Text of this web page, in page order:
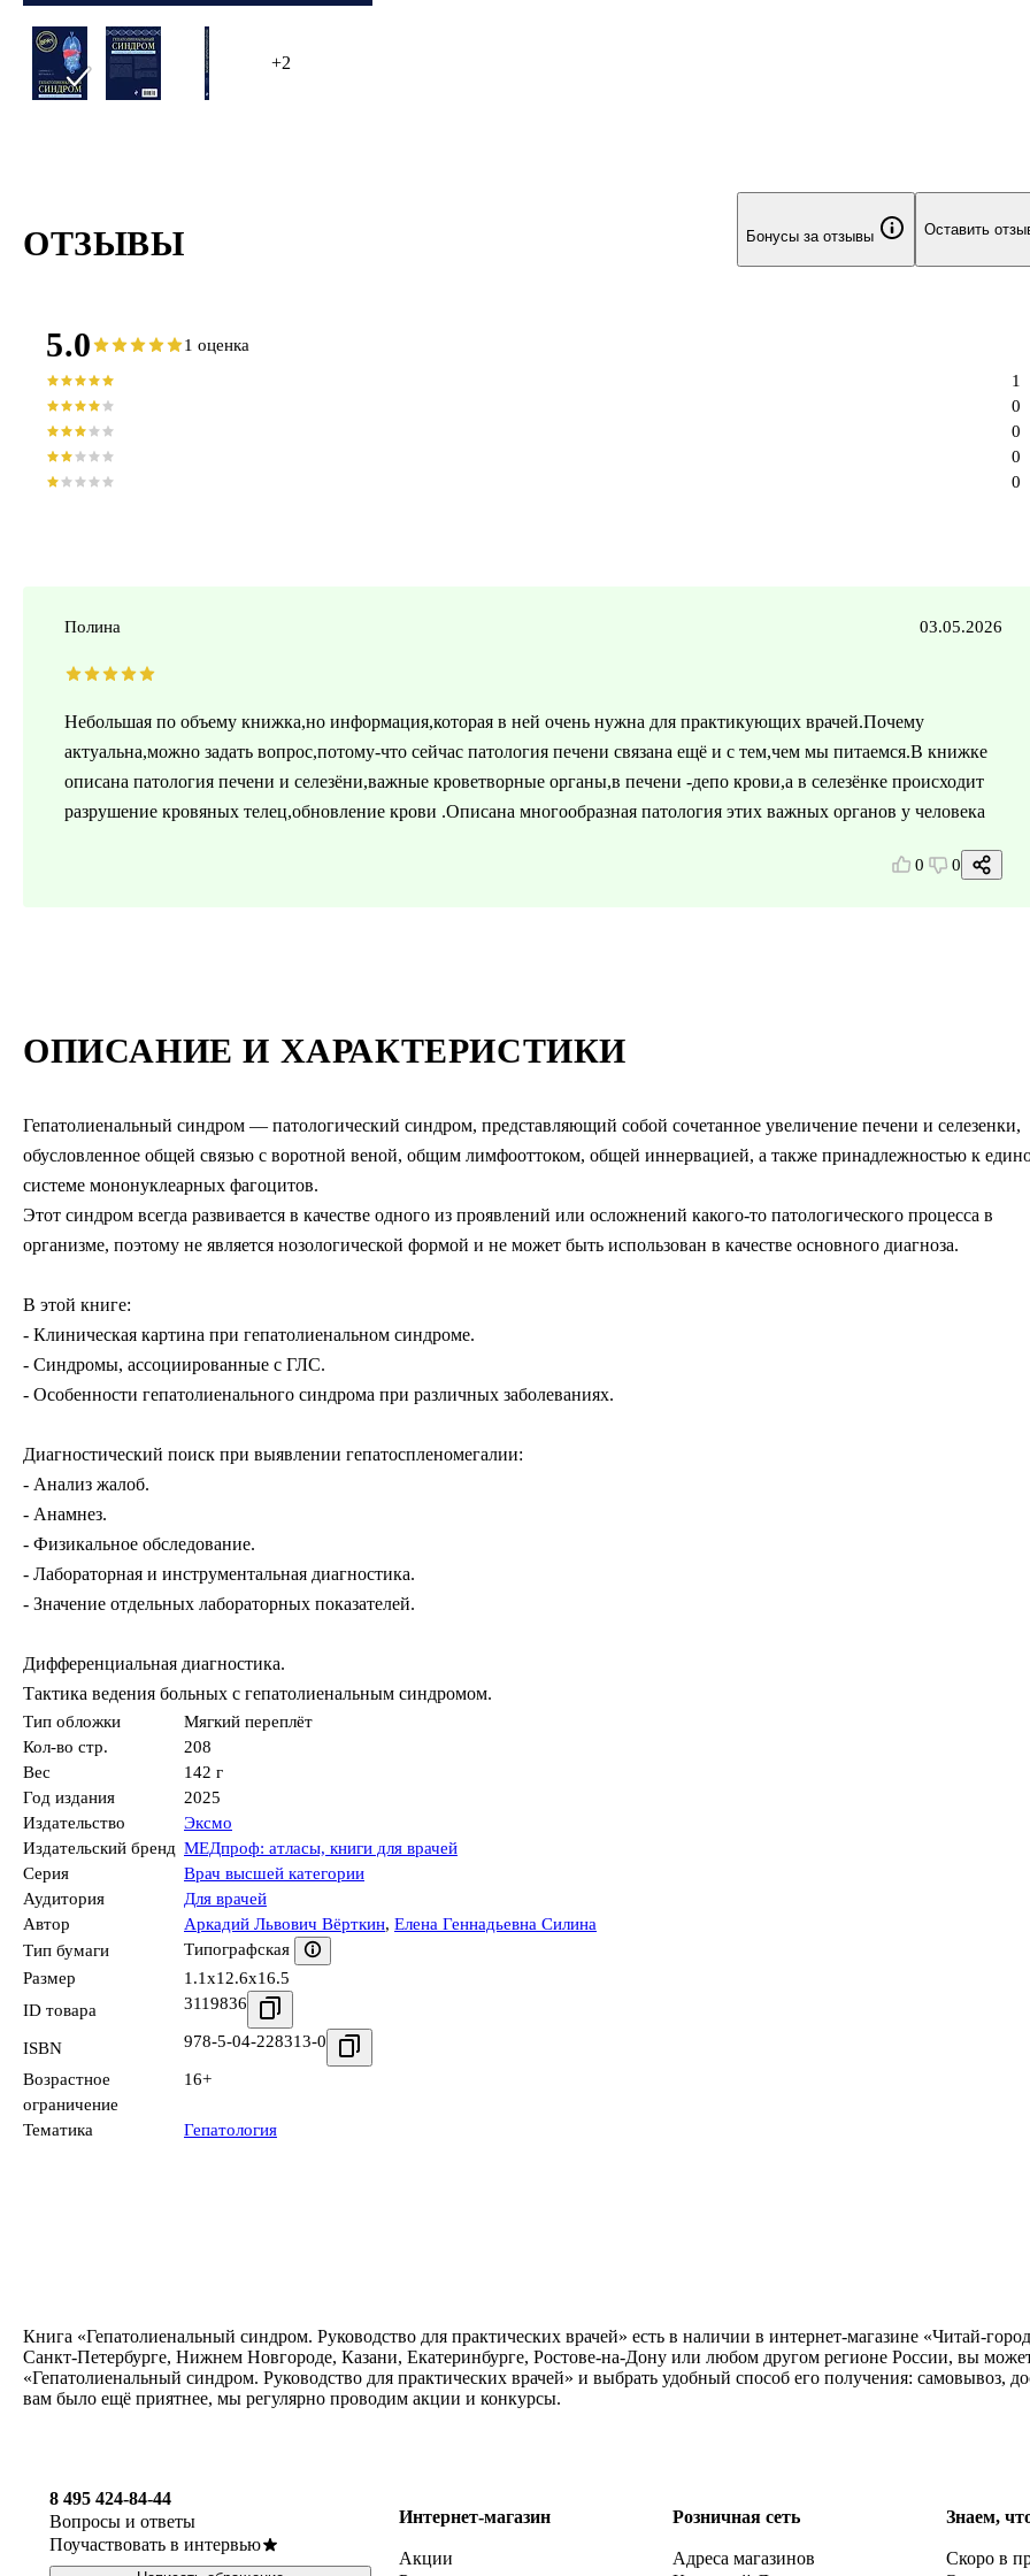
+2
ОПИСАНИЕ И ХАРАКТЕРИСТИКИ
Гепатолиенальный синдром — патологический синдром, представляющий собой сочетанное увеличение печени и селезенки,
обусловленное общей связью с воротной веной, общим лимфооттоком, общей иннервацией, а также принадлежностью к
системе мононуклеарных фагоцитов.
Этот синдром всегда развивается в качестве одного из проявлений или осложнений какого-то патологического процесса в
организме, поэтому не является нозологической формой и не может быть использован в качестве основного диагноза.
В этой книге:
- Клиническая картина при гепатолиенальном синдроме.
- Синдромы, ассоциированные с ГЛС.
- Особенности гепатолиенального синдрома при различных заболеваниях.
Диагностический поиск при выявлении гепатоспленомегалии:
- Анализ жалоб.
- Анамнез.
- Физикальное обследование.
- Лабораторная и инструментальная диагностика.
- Значение отдельных лабораторных показателей.
Дифференциальная диагностика.
Тактика ведения больных с гепатолиенальным синдромом.
Тип обложки
Мягкий переплёт
Кол-во стр.
208
Вес
142 г
Год издания
2025
Издательство
Эксмо
Издательский бренд МЕДпроф: атласы, книги для врачей
Серия
Врач высшей категории
Аудитория
Для врачей
Автор
Аркадий Львович Вёрткин, Елена Геннадьевна Силина
Тип бумаги
Типографская
Размер
1.1x12.6x16.5
ID товара
3119836
ISBN 978-5-04-228313-0
Возрастное
ограничение
16+
Тематика Гепатология
ОТЗЫВЫ Бонусы за отзывы Оставить
5.0 1 оценка
0
0
0
0
1
Полина 03.05.2026
Небольшая по объему книжка,но информация,которая в ней очень нужна для практикующих врачей.Почему
актуальна,можно задать вопрос,потому-что сейчас патология печени связана ещё и с тем,чем мы питаемся.В книжке
описана патология печени и селезёни,важные кроветворные органы,в печени -депо крови,а в селезёнке происходит
разрушение кровяных телец,обновление крови .Описана многообразная патология этих важных органов у человека
0 0
Книга «Гепатолиенальный синдром. Руководство для практических врачей» есть в наличии в интернет-магазине «Читай-
Санкт-Петербурге, Нижнем Новгороде, Казани, Екатеринбурге, Ростове-на-Дону или любом другом регионе России, вы
«Гепатолиенальный синдром. Руководство для практических врачей» и выбрать удобный способ его получения: самовывоз,
вам было ещё приятнее, мы регулярно проводим акции и конкурсы.
8 495 424-84-44
Вопросы и ответы
Поучаствовать в интервью
Интернет-магазин
Акции
Розничная сеть
Адреса магазинов
Знаем,
Скоро в